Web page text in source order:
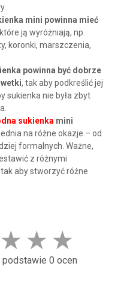
mini powinna mieć
ją wyróżniają, np.
koronki, marszczenia,
powinna być dobrze
, tak aby podkreślić jej
sukienka nie była zbyt
sukienka mini
na różne okazje – od
formalnych. Ważne,
z różnymi
aby stworzyć różne
★ ★ ★
podstawie 0 ocen